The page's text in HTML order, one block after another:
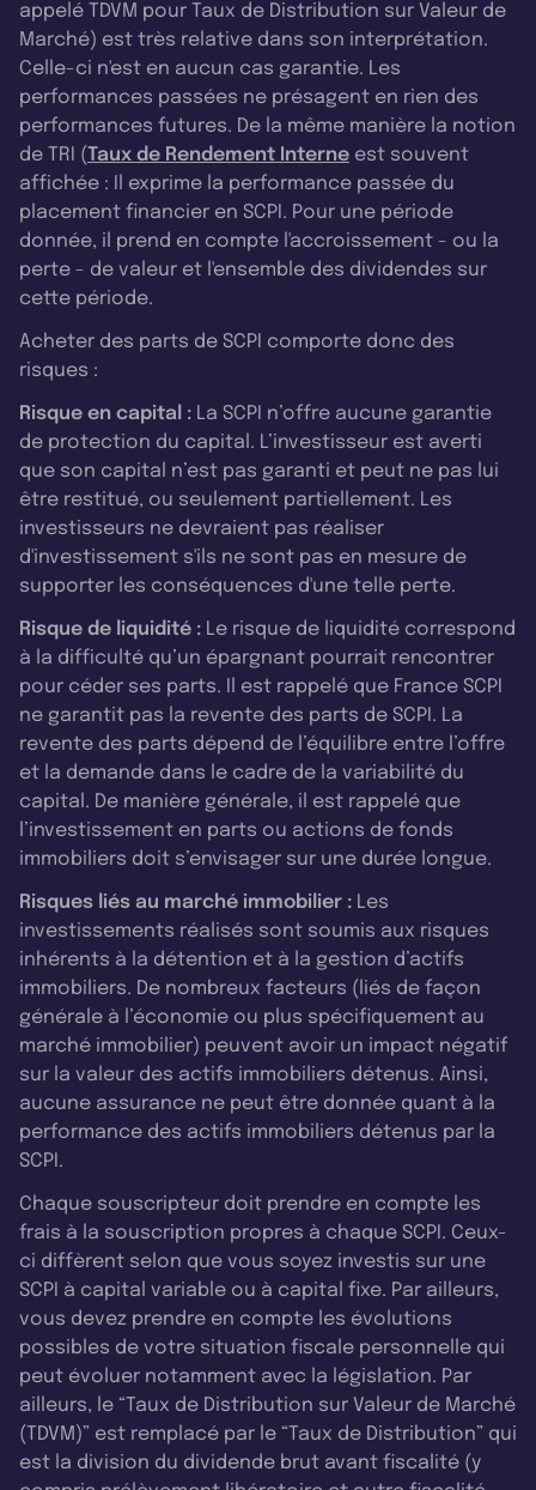
appelé TDVM pour Taux de Distribution sur Valeur de
Marché) est très relative dans son interprétation.
Celle-ci n'est en aucun cas garantie. Les
performances passées ne présagent en rien des
performances futures. De la même manière la notion
de TRI (Taux de Rendement Interne est souvent
affichée : Il exprime la performance passée du
placement financier en SCPI. Pour une période
donnée, il prend en compte l'accroissement - ou la
perte - de valeur et l'ensemble des dividendes sur
cette période.
Acheter des parts de SCPI comporte donc des
risques :
Risque en capital : La SCPI n’offre aucune garantie
de protection du capital. L’investisseur est averti
que son capital n’est pas garanti et peut ne pas lui
être restitué, ou seulement partiellement. Les
investisseurs ne devraient pas réaliser
d'investissement s'ils ne sont pas en mesure de
supporter les conséquences d'une telle perte.
Risque de liquidité : Le risque de liquidité correspond
à la difficulté qu’un épargnant pourrait rencontrer
pour céder ses parts. Il est rappelé que France SCPI
ne garantit pas la revente des parts de SCPI. La
revente des parts dépend de l’équilibre entre l’offre
et la demande dans le cadre de la variabilité du
capital. De manière générale, il est rappelé que
l’investissement en parts ou actions de fonds
immobiliers doit s’envisager sur une durée longue.
Risques liés au marché immobilier : Les
investissements réalisés sont soumis aux risques
inhérents à la détention et à la gestion d’actifs
immobiliers. De nombreux facteurs (liés de façon
générale à l’économie ou plus spécifiquement au
marché immobilier) peuvent avoir un impact négatif
sur la valeur des actifs immobiliers détenus. Ainsi,
aucune assurance ne peut être donnée quant à la
performance des actifs immobiliers détenus par la
SCPI.
Chaque souscripteur doit prendre en compte les
frais à la souscription propres à chaque SCPI. Ceux-
ci diffèrent selon que vous soyez investis sur une
SCPI à capital variable ou à capital fixe. Par ailleurs,
vous devez prendre en compte les évolutions
possibles de votre situation fiscale personnelle qui
peut évoluer notamment avec la législation. Par
ailleurs, le “Taux de Distribution sur Valeur de Marché
(TDVM)” est remplacé par le “Taux de Distribution” qui
est la division du dividende brut avant fiscalité (y